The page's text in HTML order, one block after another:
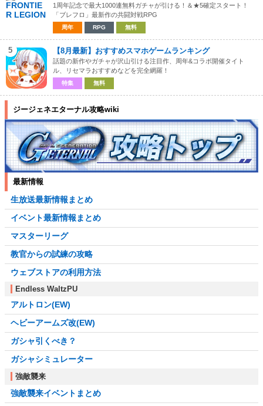
1周年記念で最大1000連無料ガチャが引ける！＆★5確定スタート！
「ブレフロ」最新作の共闘対戦RPG
周年 RPG 無料
5 【8月最新】おすすめスマホゲームランキング
話題の新作やガチャが沢山引ける注目作、周年&コラボ開催タイト
ル、リセマラおすすめなどを完全網羅！
特集 無料
ジージェネエターナル攻略wiki
最新情報
生放送最新情報まとめ
イベント最新情報まとめ
マスターリーグ
教官からの試練の攻略
ウェブストアの利用方法
Endless WaltzPU
アルトロン(EW)
ヘビーアームズ改(EW)
ガシャ引くべき？
ガシャシミュレーター
強敵襲来
強敵襲来イベントまとめ